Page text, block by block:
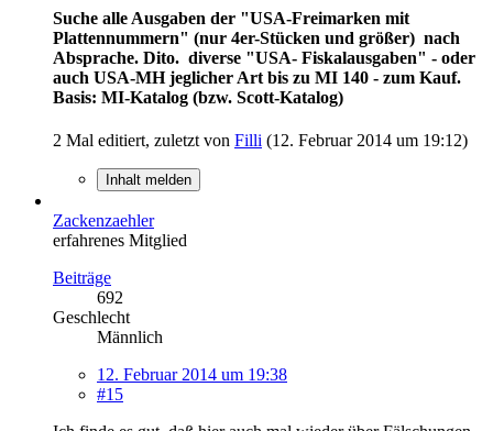
Suche alle Ausgaben der "USA-Freimarken mit
Plattennummern" (nur 4er-Stücken und größer) nach
Absprache. Dito. diverse "USA- Fiskalausgaben" - oder
auch USA-MH jeglicher Art bis zu MI 140 - zum Kauf.
Basis: MI-Katalog (bzw. Scott-Katalog)
2 Mal editiert, zuletzt von Filli (12. Februar 2014 um 19:12)
Inhalt melden
Zackenzaehler
erfahrenes Mitglied
Beiträge
692
Geschlecht
Männlich
12. Februar 2014 um 19:38
#15